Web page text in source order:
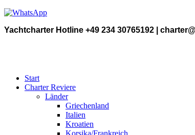
Yachtcharter Hotline +49 234 30765192 |
Start
Charter Reviere
Länder
Griechenland
Italien
Kroatien
Korsika/Frankreich